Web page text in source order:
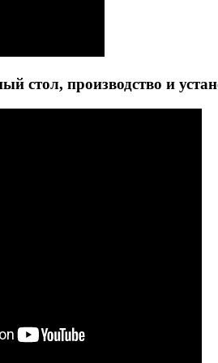
стол, производство и